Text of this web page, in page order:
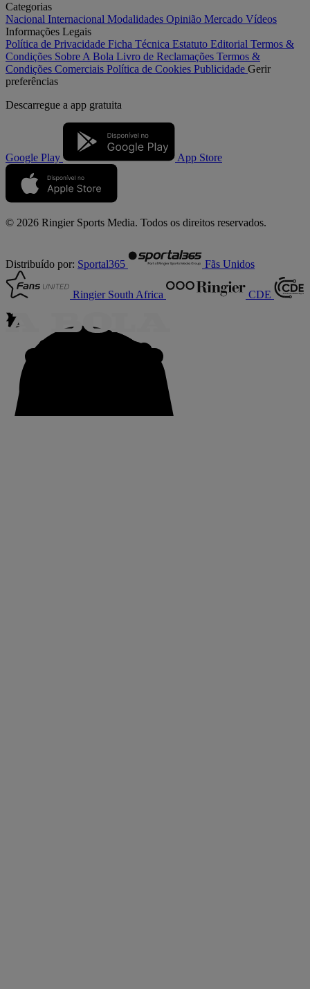
Categorias
Nacional Internacional Modalidades Opinião Mercado Vídeos
Informações Legais
Política de Privacidade Ficha Técnica Estatuto Editorial Termos &
Condições Sobre A Bola Livro de Reclamações Termos &
Condições Comerciais Política de Cookies Publicidade Gerir
preferências
Descarregue a app gratuita
Google Play App Store
© 2026 Ringier Sports Media. Todos os direitos reservados.
Distribuído por: Sportal365 Fãs Unidos
Ringier South Africa CDE